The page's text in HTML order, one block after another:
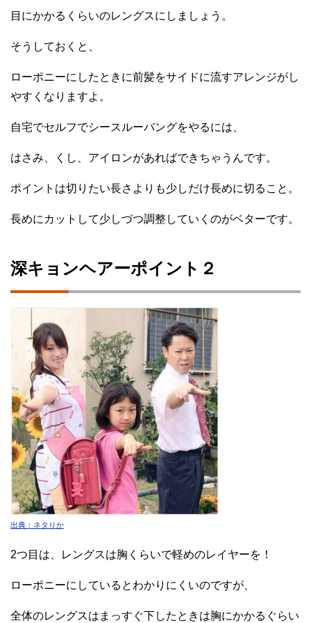
目にかかるくらいのレングスにしましょう。
そうしておくと、
ローポニーにしたときに前髪をサイドに流すアレンジがし
やすくなりますよ。
自宅でセルフでシースルーバングをやるには、
はさみ、くし、アイロンがあればできちゃうんです。
ポイントは切りたい長さよりも少しだけ長めに切ること。
長めにカットして少しづつ調整していくのがベターです。
深キョンヘアーポイント２
出典：ネタりか
2つ目は、レングスは胸くらいで軽めのレイヤーを！
ローポニーにしているとわかりにくいのですが、
全体のレングスはまっすぐ下したときは胸にかかるぐらい